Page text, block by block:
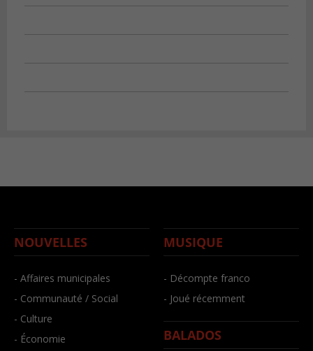
NOUVELLES
- Affaires municipales
- Communauté / Social
- Culture
- Économie
MUSIQUE
- Décompte franco
- Joué récemment
BALADOS